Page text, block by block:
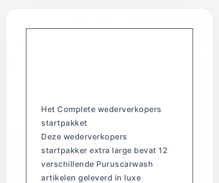
Het Complete wederverkopers
startpakket
Deze wederverkopers
startpakker extra large bevat 12
verschillende Puruscarwash
artikelen geleverd in luxe